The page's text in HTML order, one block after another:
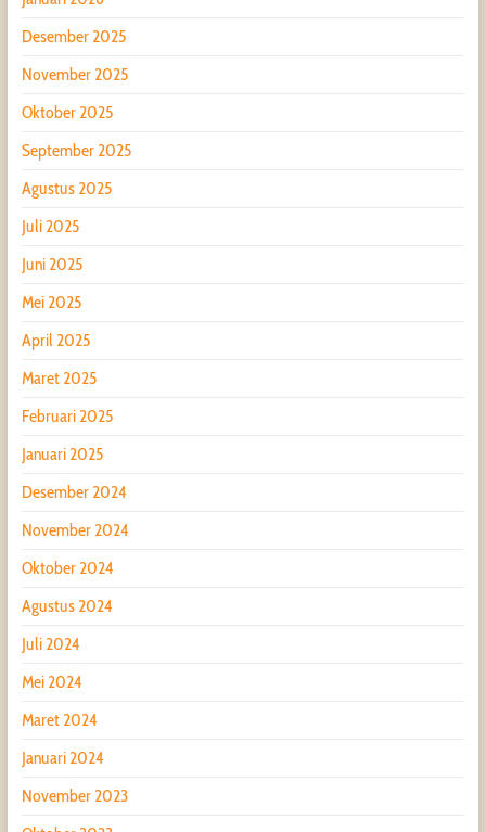
Desember 2025
November 2025
Oktober 2025
September 2025
Agustus 2025
Juli 2025
Juni 2025
Mei 2025
April 2025
Maret 2025
Februari 2025
Januari 2025
Desember 2024
November 2024
Oktober 2024
Agustus 2024
Juli 2024
Mei 2024
Maret 2024
Januari 2024
November 2023